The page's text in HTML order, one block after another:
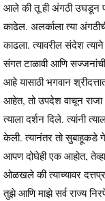
आले की तू ही अंगठी उघडून
काढेल. अलर्काला त्या
काढला. त्यावरील संदेश
संगत टाळावी आणि सज्जनांची
आहे यासाठी भगवान
आहेत, तो उपदेश वाचून राजा
त्याला दर्शन दिले. त्यांनी
केली. त्यानंतर तो सुबाहूकडे
आपण दोघेही एक आहोत,
ओळखले की त्याच्यावर
तुझे आणि माझे सर्व राज्य